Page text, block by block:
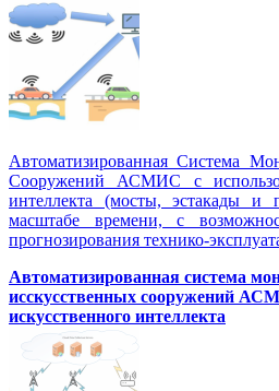
Автоматизированная Система
Сооружений АСМИС с
интеллекта (мосты, эстакады и
масштабе времени, с
прогнозирования технико-
Автоматизированная система
исскусственных сооружений
искусственного интеллекта